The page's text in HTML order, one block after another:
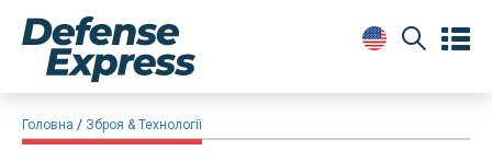
Головна Зброя & Технології